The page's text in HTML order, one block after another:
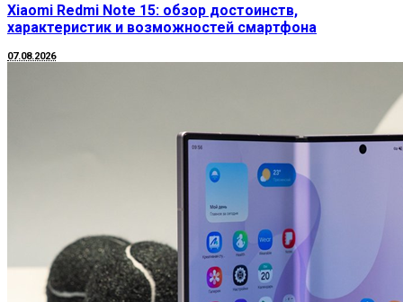
Xiaomi Redmi Note 15: обзор достоинств,
характеристик и возможностей смартфона
07.08.2026